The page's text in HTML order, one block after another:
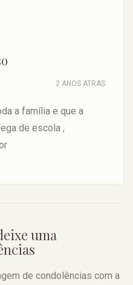
2 ANOS ATRAS
a família e que a
de escola ,
uma
de condolências com a